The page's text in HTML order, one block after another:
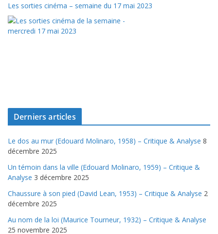
Les sorties cinéma – semaine du 17 mai 2023
Derniers articles
Le dos au mur (Edouard Molinaro, 1958) – Critique & Analyse 8
décembre 2025
Un témoin dans la ville (Edouard Molinaro, 1959) – Critique &
Analyse 3 décembre 2025
Chaussure à son pied (David Lean, 1953) – Critique & Analyse 2
décembre 2025
Au nom de la loi (Maurice Tourneur, 1932) – Critique & Analyse
25 novembre 2025